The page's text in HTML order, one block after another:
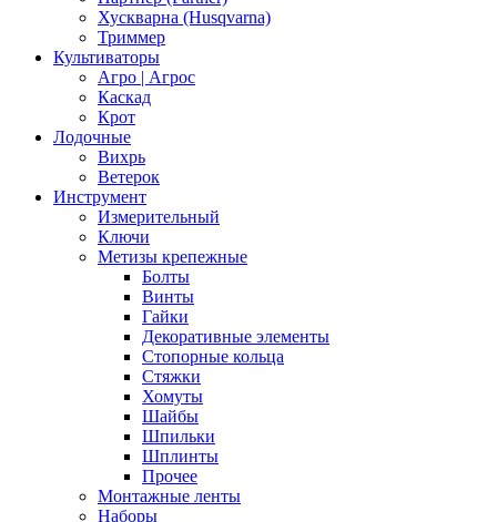
Хускварна (Husqvarna)
Триммер
Культиваторы
Агро | Агрос
Каскад
Крот
Лодочные
Вихрь
Ветерок
Инструмент
Измерительный
Ключи
Метизы крепежные
Болты
Винты
Гайки
Декоративные элементы
Стопорные кольца
Стяжки
Хомуты
Шайбы
Шпильки
Шплинты
Прочее
Монтажные ленты
Наборы